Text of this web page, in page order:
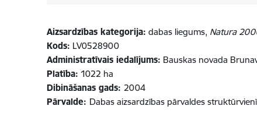
Aizsardzības kategorija: dabas liegums, Natura
Kods: LV0528900
Administratīvais iedalījums: Bauskas novada
Platība: 1022 ha
Dibināšanas gads: 2004
Pārvalde: Dabas aizsardzības pārvaldes